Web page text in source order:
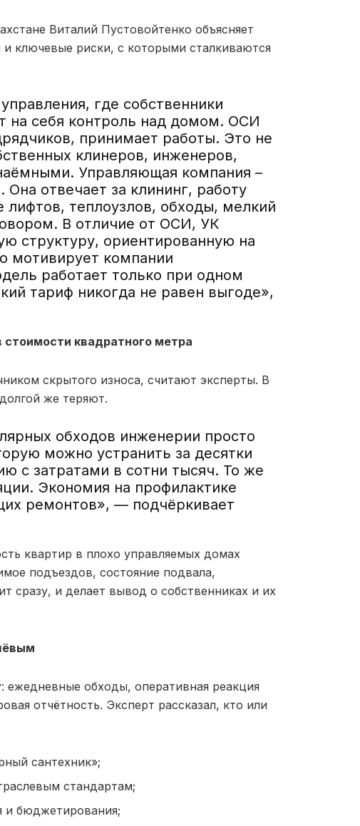
Виталий Пустовойтенко объясняет
ключевые риски, с которыми сталкиваются
где собственники
на себя контроль над домом. ОСИ
принимает работы. Это не
клинеров, инженеров,
Управляющая компания –
отвечает за клининг, работу
теплоузлов, обходы, мелкий
В отличие от ОСИ, УК
структуру, ориентированную на
мотивирует компании
работает только при одном
тариф никогда не равен выгоде»,
стоимости квадратного метра
скрытого износа, считают эксперты. В
же теряют.
обходов инженерии просто
можно устранить за десятки
с затратами в сотни тысяч. То же
Экономия на профилактике
ремонтов», — подчёркивает
квартир в плохо управляемых домах
подъездов, состояние подвала,
сразу, и делает вывод о собственниках и их
ежедневные обходы, оперативная реакция
отчётность. Эксперт рассказал, кто или
сантехник»;
стандартам;
и бюджетирования;